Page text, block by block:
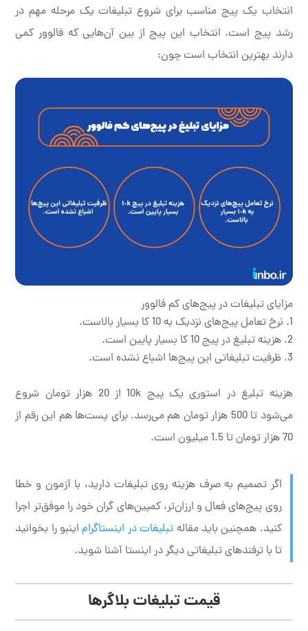
انتخاب یک پیج مناسب برای شروع تبلیغات یک مرحله مهم در
رشد پیج است. انتخاب این پیج از بین آن‌هایی که فالوور کمی
دارند بهترین انتخاب است چون:
مزایای تبلیغات در پیج‌های کم فالوور
نرخ تعامل پیج‌های نزدیک به 10 کا بسیار بالاست.
هزینه تبلیغ در پیج 10 کا بسیار پایین است.
ظرفیت تبلیغاتی این پیج‌ها اشباع نشده است.
هزینه تبلیغ در استوری یک پیج 10k از 20 هزار تومان شروع
می‌شود تا 500 هزار تومان هم می‌رسد. برای پست‌ها هم این رقم از
70 هزار تومان تا 1.5 میلیون است.
اگر تصمیم به صرف هزینه روی تبلیغات دارید، با آزمون و خطا
روی پیج‌های فعال و ارزان‌تر، کمپین‌های گران خود را موفق‌تر اجرا
کنید. همچنین باید مقاله تبلیغات در اینستاگراماینبو را بخوانید
تا با ترفندهای تبلیغاتی دیگر در اینستا آشنا شوید.
قیمت تبلیغات بلاگرها